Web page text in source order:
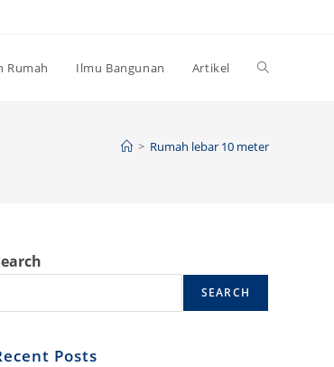
Rumah Ilmu Bangunan Artikel Toggle
> Rumah lebar 10 meter
SEARCH
Posts